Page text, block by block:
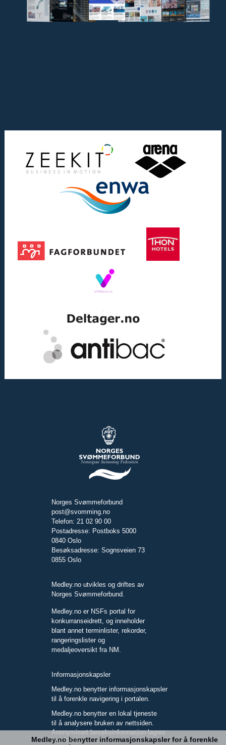
Norges Svømmeforbund
post@svomming.no
Telefon: 21 02 90 00
Postadresse: Postboks 5000
0840 Oslo
Besøksadresse: Sognsveien 73
0855 Oslo
Medley.no utvikles og driftes av
Norges Svømmeforbund.
Medley.no er NSFs portal for
konkurranseidrett, og inneholder
blant annet terminlister, rekorder,
rangeringslister og
medaljeoversikt fra NM.
Informasjonskapsler
Medley.no benytter informasjonskapsler
til å forenkle navigering i portalen.
Medley.no benytter en lokal tjeneste
til å analysere bruken av nettsiden.
Anonymisert besøksinformasjon lagres
kun lokalt.
Medley.no benytter informasjonskapsler for å forenkle